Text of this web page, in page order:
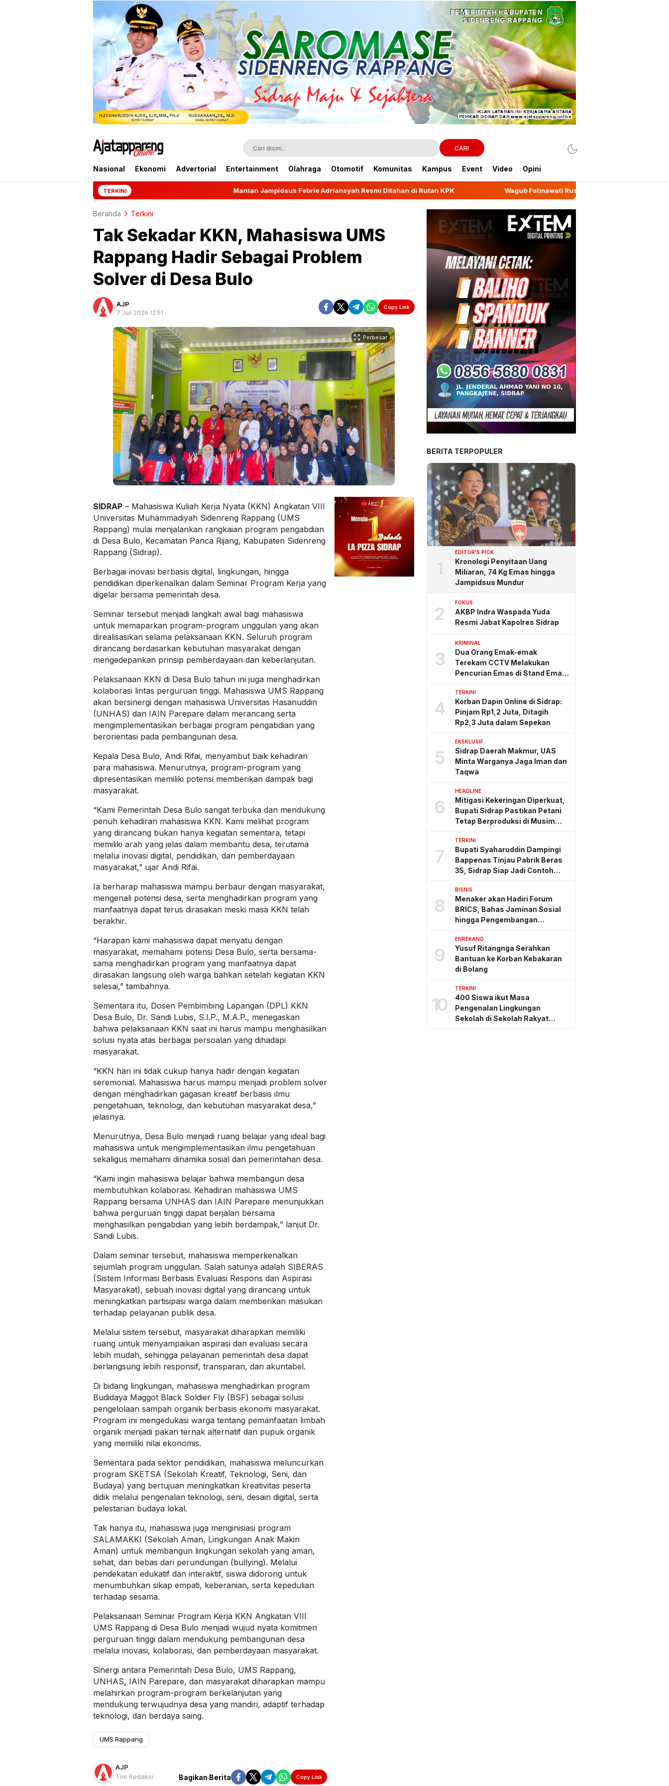
CARI
Nasional Ekonomi Advertorial Entertainment Olahraga Otomotif Komunitas Kampus Event Video Opini
TERKINI Mantan Jampidsus Febrie Adriansyah Resmi Ditahan di Rutan KPK Wagub Fatmawati Rusdi Lepas Ekspor 10,2 Ton Kemiri Luwu ke Jeddah
Beranda Terkini
Tak Sekadar KKN, Mahasiswa UMS
Rappang Hadir Sebagai Problem
Solver di Desa Bulo
AJP
7 Juli 2026 12:51
Copy Link
Perbesar
SIDRAP – Mahasiswa Kuliah Kerja Nyata (KKN) Angkatan VIII
Universitas Muhammadiyah Sidenreng Rappang (UMS
Rappang) mulai menjalankan rangkaian program pengabdian
di Desa Bulo, Kecamatan Panca Rijang, Kabupaten Sidenreng
Rappang (Sidrap).
Berbagai inovasi berbasis digital, lingkungan, hingga
pendidikan diperkenalkan dalam Seminar Program Kerja yang
digelar bersama pemerintah desa.
Seminar tersebut menjadi langkah awal bagi mahasiswa
untuk memaparkan program-program unggulan yang akan
direalisasikan selama pelaksanaan KKN. Seluruh program
dirancang berdasarkan kebutuhan masyarakat dengan
mengedepankan prinsip pemberdayaan dan keberlanjutan.
Pelaksanaan KKN di Desa Bulo tahun ini juga menghadirkan
kolaborasi lintas perguruan tinggi. Mahasiswa UMS Rappang
akan bersinergi dengan mahasiswa Universitas Hasanuddin
(UNHAS) dan IAIN Parepare dalam merancang serta
mengimplementasikan berbagai program pengabdian yang
berorientasi pada pembangunan desa.
Kepala Desa Bulo, Andi Rifai, menyambut baik kehadiran
para mahasiswa. Menurutnya, program-program yang
dipresentasikan memiliki potensi memberikan dampak bagi
masyarakat.
“Kami Pemerintah Desa Bulo sangat terbuka dan mendukung
penuh kehadiran mahasiswa KKN. Kami melihat program
yang dirancang bukan hanya kegiatan sementara, tetapi
memiliki arah yang jelas dalam membantu desa, terutama
melalui inovasi digital, pendidikan, dan pemberdayaan
masyarakat,” ujar Andi Rifai.
Ia berharap mahasiswa mampu berbaur dengan masyarakat,
mengenali potensi desa, serta menghadirkan program yang
manfaatnya dapat terus dirasakan meski masa KKN telah
berakhir.
“Harapan kami mahasiswa dapat menyatu dengan
masyarakat, memahami potensi Desa Bulo, serta bersama-
sama menghadirkan program yang manfaatnya dapat
dirasakan langsung oleh warga bahkan setelah kegiatan KKN
selesai,” tambahnya.
Sementara itu, Dosen Pembimbing Lapangan (DPL) KKN
Desa Bulo, Dr. Sandi Lubis, S.I.P., M.A.P., menegaskan
bahwa pelaksanaan KKN saat ini harus mampu menghasilkan
solusi nyata atas berbagai persoalan yang dihadapi
masyarakat.
“KKN hari ini tidak cukup hanya hadir dengan kegiatan
seremonial. Mahasiswa harus mampu menjadi problem solver
dengan menghadirkan gagasan kreatif berbasis ilmu
pengetahuan, teknologi, dan kebutuhan masyarakat desa,”
jelasnya.
Menurutnya, Desa Bulo menjadi ruang belajar yang ideal bagi
mahasiswa untuk mengimplementasikan ilmu pengetahuan
sekaligus memahami dinamika sosial dan pemerintahan desa.
“Kami ingin mahasiswa belajar bahwa membangun desa
membutuhkan kolaborasi. Kehadiran mahasiswa UMS
Rappang bersama UNHAS dan IAIN Parepare menunjukkan
bahwa perguruan tinggi dapat berjalan bersama
menghasilkan pengabdian yang lebih berdampak,” lanjut Dr.
Sandi Lubis.
Dalam seminar tersebut, mahasiswa memperkenalkan
sejumlah program unggulan. Salah satunya adalah SIBERAS
(Sistem Informasi Berbasis Evaluasi Respons dan Aspirasi
Masyarakat), sebuah inovasi digital yang dirancang untuk
meningkatkan partisipasi warga dalam memberikan masukan
terhadap pelayanan publik desa.
Melalui sistem tersebut, masyarakat diharapkan memiliki
ruang untuk menyampaikan aspirasi dan evaluasi secara
lebih mudah, sehingga pelayanan pemerintah desa dapat
berlangsung lebih responsif, transparan, dan akuntabel.
Di bidang lingkungan, mahasiswa menghadirkan program
Budidaya Maggot Black Soldier Fly (BSF) sebagai solusi
pengelolaan sampah organik berbasis ekonomi masyarakat.
Program ini mengedukasi warga tentang pemanfaatan limbah
organik menjadi pakan ternak alternatif dan pupuk organik
yang memiliki nilai ekonomis.
Sementara pada sektor pendidikan, mahasiswa meluncurkan
program SKETSA (Sekolah Kreatif, Teknologi, Seni, dan
Budaya) yang bertujuan meningkatkan kreativitas peserta
didik melalui pengenalan teknologi, seni, desain digital, serta
pelestarian budaya lokal.
Tak hanya itu, mahasiswa juga menginisiasi program
SALAMAKKI (Sekolah Aman, Lingkungan Anak Makin
Aman) untuk membangun lingkungan sekolah yang aman,
sehat, dan bebas dari perundungan (bullying). Melalui
pendekatan edukatif dan interaktif, siswa didorong untuk
menumbuhkan sikap empati, keberanian, serta kepedulian
terhadap sesama.
Pelaksanaan Seminar Program Kerja KKN Angkatan VIII
UMS Rappang di Desa Bulo menjadi wujud nyata komitmen
perguruan tinggi dalam mendukung pembangunan desa
melalui inovasi, kolaborasi, dan pemberdayaan masyarakat.
Sinergi antara Pemerintah Desa Bulo, UMS Rappang,
UNHAS, IAIN Parepare, dan masyarakat diharapkan mampu
melahirkan program-program berkelanjutan yang
mendukung terwujudnya desa yang mandiri, adaptif terhadap
teknologi, dan berdaya saing.
UMS Rappang
AJP
Tim Redaksi
Bagikan Berita Copy Link
BERITA TERPOPULER
1
EDITOR'S PICK
Kronologi Penyitaan Uang
Miliaran, 74 Kg Emas hingga
Jampidsus Mundur
2
FOKUS
AKBP Indra Waspada Yuda
Resmi Jabat Kapolres Sidrap
3
KRIMINAL
Dua Orang Emak-emak
Terekam CCTV Melakukan
Pencurian Emas di Stand Emas
4
TERKINI
Korban Dapin Online di Sidrap:
Pinjam Rp1,2 Juta, Ditagih
Rp2,3 Juta dalam Sepekan
5
EKSKLUSIF
Sidrap Daerah Makmur, UAS
Minta Warganya Jaga Iman dan
Taqwa
6
HEADLINE
Mitigasi Kekeringan Diperkuat,
Bupati Sidrap Pastikan Petani
Tetap Berproduksi di Musim
7
TERKINI
Bupati Syaharuddin Dampingi
Bappenas Tinjau Pabrik Beras
35, Sidrap Siap Jadi Contoh
8
BISNIS
Menaker akan Hadiri Forum
BRICS, Bahas Jaminan Sosial
hingga Pengembangan
9
ENREKANG
Yusuf Ritangnga Serahkan
Bantuan ke Korban Kebakaran
di Bolang
10
TERKINI
400 Siswa ikut Masa
Pengenalan Lingkungan
Sekolah di Sekolah Rakyat